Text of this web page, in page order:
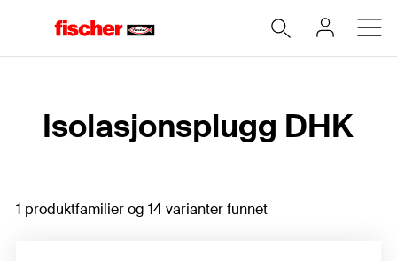
Isolasjonsplugg DHK
1 produktfamilier og 14 varianter funnet